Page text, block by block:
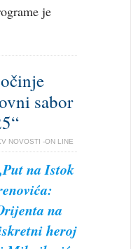
je
sabor
NOVOSTI -ON LINE
na Istok
na
heroj